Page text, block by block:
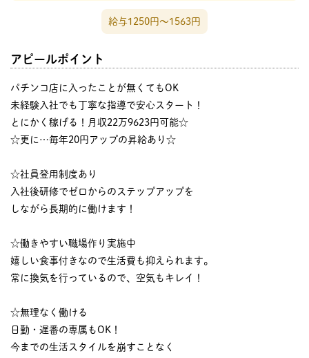
給与1250円〜1563円
アピールポイント
パチンコ店に入ったことが無くてもOK
未経験入社でも丁寧な指導で安心スタート！
とにかく稼げる！月収22万9623円可能☆
☆更に…毎年20円アップの昇給あり☆
☆社員登用制度あり
入社後研修でゼロからのステップアップを
しながら長期的に働けます！
☆働きやすい職場作り実施中
嬉しい食事付きなので生活費も抑えられます。
常に換気を行っているので、空気もキレイ！
☆無理なく働ける
日勤・遅番の専属もOK！
今までの生活スタイルを崩すことなく